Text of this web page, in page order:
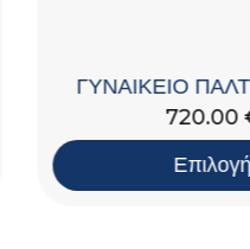
720.00€
Επιλογή